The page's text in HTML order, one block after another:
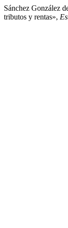
Sánchez González
tributos y rentas»,